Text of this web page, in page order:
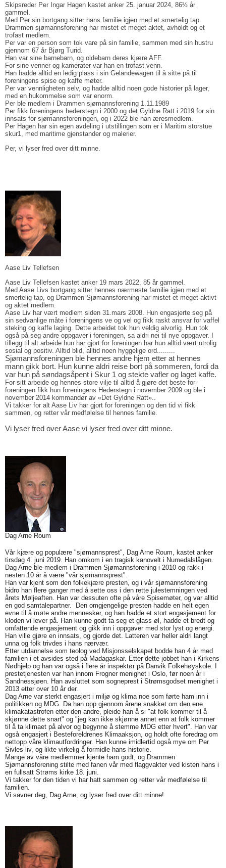
Skipsreder Per Ingar Hagen kastet anker 25. januar 2024, 86½ år
gammel.
Med Per sin bortgang sitter hans familie igjen med et smertelig tap.
Drammen sjømannsforening har mistet et meget aktet, avholdt og et
trofast medlem.
Per var en person som tok vare på sin familie, sammen med sin hustru
gjennom 67 år Bjørg Turid.
Han var sine barnebarn, og oldebarn deres kjære AFF.
For sine venner og kamerater var han en trofast venn.
Han hadde alltid en ledig plass i sin Geländewagen til å sitte på til
foreningens spise og kaffe møter.
Per var vennligheten selv, og hadde alltid noen gode historier på lager,
med en hukommelse som var enorm.
Per ble medlem i Drammen sjømannsforening 1.11.1989
Per fikk foreningens hederstegn i 2000 og det Gyldne Ratt i 2019 for sin
innsats for sjømannsforeningen, og i 2022 ble han æresmedlem.
Per Hagen har sin egen avdeling i utstillingen som er i Maritim storstue
skur1, med maritime gjenstander og malerier.
Per, vi lyser fred over ditt minne.
Aase Liv Tellefsen
Aase Liv Tellefsen kastet anker 19 mars 2022, 85 år gammel.
Med Aase Livs bortgang sitter hennes nærmeste familie igjen med et
smertelig tap, og Drammen Sjømannsforening har mistet et meget aktivt
og aktet medlem.
Aase Liv har vært medlem siden 31.mars 2008. Hun engasjerte seg på
sin sedvanlige måte i foreningens ve og vel og fikk raskt ansvar for vaffel
steking og kaffe laging. Dette arbeidet tok hun veldig alvorlig. Hun tok
også på seg andre oppgaver i foreningen, sa aldri nei til nye oppgaver. I
tillegg til alt arbeide hun har gjort for foreningen har hun alltid vært utrolig
sosial og positiv. Alltid blid, alltid noen hyggelige ord.........
Sjømannsforeningen ble hennes andre hjem etter at hennes
mann gikk bort. Hun kunne aldri reise bort på sommeren, fordi da
var hun på søndagsåpent i Skur 1 og stekte vafler og laget kaffe.
For sitt arbeide og hennes store vilje til alltid å gjøre det beste for
foreningen fikk hun foreningens Hederstegn i november 2009 og ble i
november 2014 kommandør av «Det Gyldne Ratt»..
Vi takker for alt Aase Liv har gjort for foreningen og den tid vi fikk
sammen, og retter vår medfølelse til hennes familie.
Vi lyser fred over Aase vi lyser fred over ditt minne.
Dag Arne Roum
Vår kjære og populære "sjømannsprest", Dag Arne Roum, kastet anker
tirsdag 4. juni 2019. Han omkom i en tragisk kanovelt i Numedalslågen.
Dag Arne ble medlem i Drammen Sjømannsforening i 2010 og rakk i
nesten 10 år å være "vår sjømannsprest".
Han var kjent som den folkekjære presten, og i vår sjømannsforening
bidro han flere ganger med å sette oss i den rette julestemningen ved
årets Møljeaften. Han var dessuten ofte på våre Spisemøter, og var alltid
en god samtalepartner. Den omgjengelige presten hadde en helt egen
evne til å møte andre mennesker, og han hadde et stort engasjement for
kloden vi lever på. Han kunne godt ta seg et glass øl, hadde et bredt og
omfattende engasjement og gikk inn i oppgaver med stor lyst og energi.
Han ville gjøre en innsats, og gjorde det. Latteren var heller aldri langt
unna og folk trivdes i hans nærvær.
Etter utdannelse som teolog ved Misjonsselskapet bodde han 4 år med
familien i et avsides sted på Madagaskar. Etter dette jobbet han i Kirkens
Nødhjelp og han var også i flere år inspektør på Danvik Folkehøyskole. I
prestetjenesten var han innom Frogner menighet i Oslo, før noen år i
Sandnessjøen. Han avsluttet som sogneprest i Strømsgodset menighet i
2013 etter over 10 år der.
Dag Arne var sterkt engasjert i miljø og klima noe som førte ham inn i
politikken og MDG. Da han opp gjennom årene snakket om den ene
klimakatastrofen etter den andre, pleide han å si "at folk kommer til å
skjønne dette snart" og "jeg kan ikke skjønne annet enn at folk kommer
til å ta klimaet på alvor og begynne å stemme MDG etter hvert". Han var
også engasjert i Besteforeldrenes Klimaaksjon, og holdt ofte foredrag om
nettopp våre klimautfordringer. Han kunne imidlertid også mye om Per
Sivles liv, og likte virkelig å formidle hans historie.
Mange av våre medlemmer kjente ham godt, og Drammen
Sjømannsforening stilte med fanen vår med flaggvakter ved kisten hans i
en fullsatt Strøms kirke 18. juni.
Vi takker for den tiden vi har hatt sammen og retter vår medfølelse til
familien.
Vi savner deg, Dag Arne, og lyser fred over ditt minne!